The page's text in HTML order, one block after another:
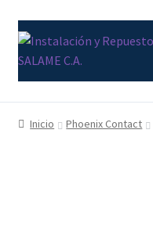
Ir
a
la
Ir
al
contenido
Inicio
Inicio Phoenix Contact